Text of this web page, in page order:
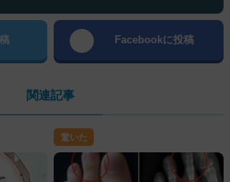
Facebookに投稿
関連記事
驚いた